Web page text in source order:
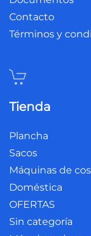
Contacto
Términos y
Tienda
Plancha
Sacos
Máquinas de
Doméstica
OFERTAS
Sin categoría